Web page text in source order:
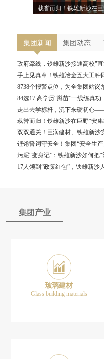
载誉而归！铁雄新沙在
集团新闻 集团动态
政府牵线，铁雄新沙接通高校"
手上见真章！铁雄冶金五大工种
8738个报警点位，为全集团站岗
84选17 高学历“蹲苗”一线练真功
走出去学标杆，沉下来砺初心
载誉而归！铁雄新沙在巨野“安康
双双通关！巨润建材、铁雄新沙
铿锵誓词守安全！集团“安全生
污泥“变身记”：铁雄新沙如何把“
17人领到“政策红包”，铁雄新沙
集团产业
玻璃建材
Glass building materials